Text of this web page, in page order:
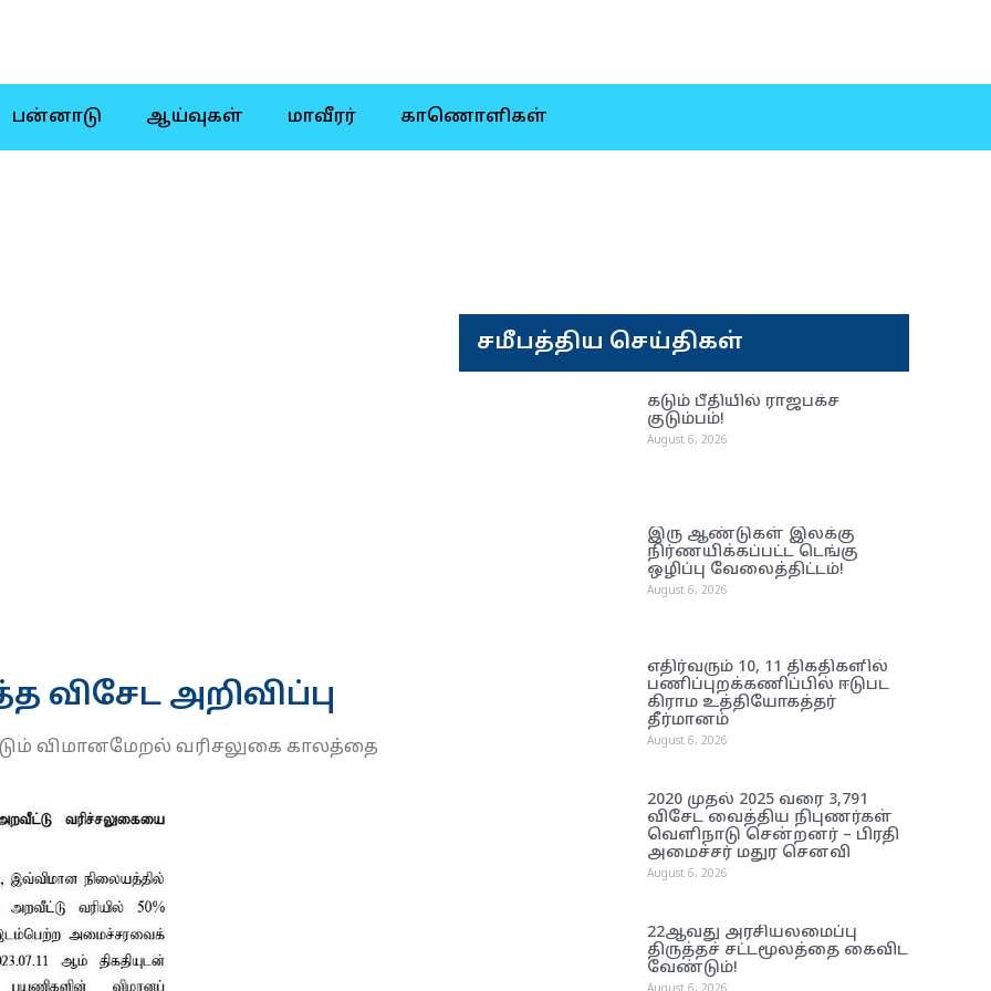
பன்னாடு ஆய்வுகள் மாவீரர் காணொளிகள்
விசேட அறிவிப்பு
விமானமேறல் வரிசலுகை காலத்தை
சமீபத்திய செய்திகள்
கடும் பீதியில் ராஜபக்ச
குடும்பம்!
August 6, 2026
இரு ஆண்டுகள் இலக்கு
நிர்ணயிக்கப்பட்ட டெங்கு
ஒழிப்பு வேலைத்திட்டம்!
August 6, 2026
எதிர்வரும் 10, 11 திகதிகளில்
பணிப்புறக்கணிப்பில் ஈடுபட
கிராம உத்தியோகத்தர்
தீர்மானம்
August 6, 2026
2020 முதல் 2025 வரை 3,791
விசேட வைத்திய நிபுணர்கள்
வெளிநாடு சென்றனர் – பிரதி
அமைச்சர் மதுர செனவி
August 6, 2026
22ஆவது அரசியலமைப்பு
திருத்தச் சட்டமூலத்தை கைவிட
வேண்டும்!